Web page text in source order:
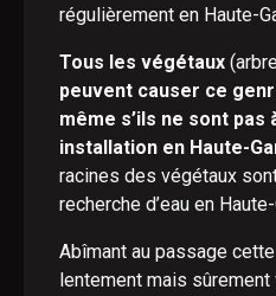
régulièrement en Haute-
Tous les végétaux
peuvent causer ce
même s’ils ne sont
installation en Haute-
racines des végétaux
recherche d’eau en
Abîmant au passage
lentement mais